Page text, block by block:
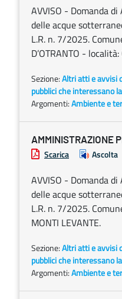
AVVISO - Domanda
delle acque
L.R. n. 7/2025.
D’OTRANTO -
Sezione:Altri atti e avvisi
pubblici che interessano
Argomenti:Ambiente e
AMMINISTRAZIONE
Scarica Ascolta
AVVISO - Domanda
delle acque
L.R. n. 7/2025.
MONTI LEVANTE.
Sezione:Altri atti e avvisi
pubblici che interessano
Argomenti:Ambiente e